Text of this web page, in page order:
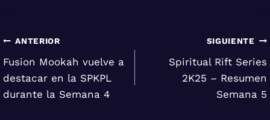
Navegación
de
entradas
ANTERIOR
Fusion Mookah vuelve a
destacar en la SPKPL
durante la Semana 4
SIGUIENTE
Spiritual Rift Series
2K25 – Resumen
Semana 5